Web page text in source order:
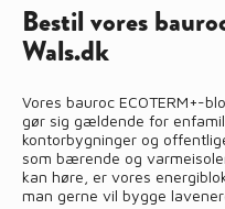
Bestil vores
Wals.dk
Vores bauroc ECOTERM+-
gør sig gældende for
kontorbygninger og
som bærende og
kan høre, er vores
man gerne vil bygge